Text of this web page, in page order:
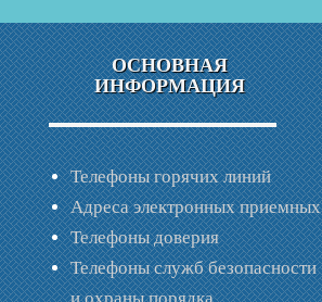
ОСНОВНАЯ
ИНФОРМАЦИЯ
Телефоны горячих линий
Адреса электронных приемных
Телефоны доверия
Телефоны служб безопасности